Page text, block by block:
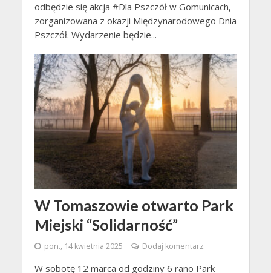
odbędzie się akcja #Dla Pszczół w Gomunicach,
zorganizowana z okazji Międzynarodowego Dnia
Pszczół. Wydarzenie będzie...
W Tomaszowie otwarto Park
Miejski “Solidarność”
pon., 14 kwietnia 2025 Dodaj komentarz
W sobotę 12 marca od godziny 6 rano Park